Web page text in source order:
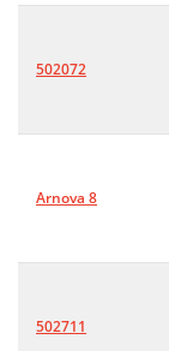
502072
Arnova 8
502711